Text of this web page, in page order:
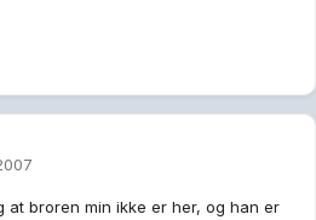
at broren min ikke er her, og han er